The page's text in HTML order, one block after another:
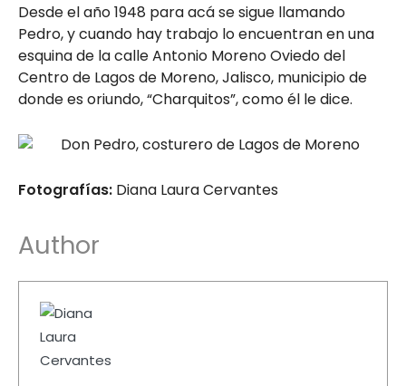
Desde el año 1948 para acá se sigue llamando
Pedro, y cuando hay trabajo lo encuentran en una
esquina de la calle Antonio Moreno Oviedo del
Centro de Lagos de Moreno, Jalisco, municipio de
donde es oriundo, “Charquitos”, como él le dice.
Fotografías: Diana Laura Cervantes
Author